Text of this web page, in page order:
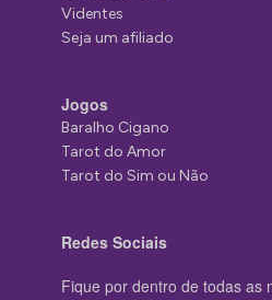
Videntes
Seja um afiliado
Jogos
Baralho Cigano
Tarot do Amor
Tarot do Sim ou Não
Redes Sociais
Fique por dentro de todas as